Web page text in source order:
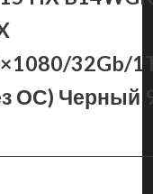
32Gb/
ОС) Черный